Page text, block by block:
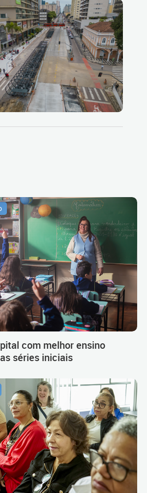
com melhor ensino
séries iniciais